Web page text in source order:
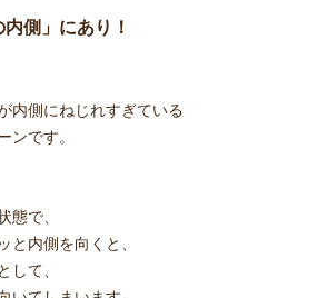
側」にあり！
内側にねじれすぎている
ンです。
で、
と内側を向くと、
て、